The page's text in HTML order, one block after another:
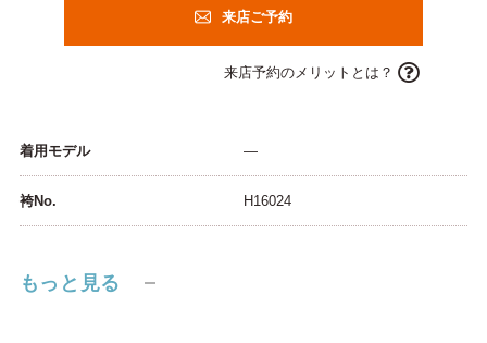
来店ご予約
来店予約のメリットとは？
着用モデル ―
袴No. H16024
もっと見る